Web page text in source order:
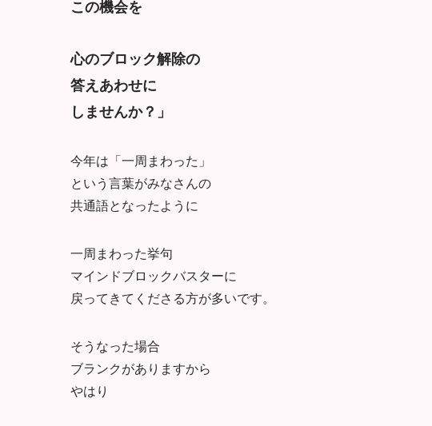
この機会を
心のブロック解除の
答えあわせに
しませんか？」
今年は「一周まわった」
という言葉がみなさんの
共通語となったように
一周まわった挙句
マインドブロックバスターに
戻ってきてくださる方が多いです。
そうなった場合
ブランクがありますから
やはり